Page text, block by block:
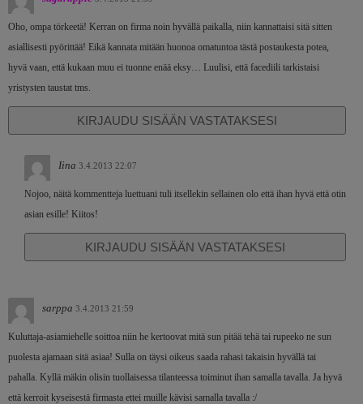
Oho, ompa törkeetä! Kerran on firma noin hyvällä paikalla, niin kannattaisi sitä sitten
asiallisesti pyörittää! Eikä kannata mitään huonoa omatuntoa tästä postaukesta potea,
hyvä vaan, että kukaan muu ei tuonne enää eksy… Luulisi, että facediili tarkistaisi
yristysten taustat tms.
KIRJAUDU SISÄÄN VASTATAKSESI
Iina 3.4.2013 22:07
Nojoo, näitä kommentteja luettuani tuli itsellekin sellainen olo että ihan hyvä että otin
asian esille! Kiitos!
KIRJAUDU SISÄÄN VASTATAKSESI
sarppa 3.4.2013 21:59
Kuluttaja-asiamiehelle soittoa niin he kertoovat mitä sun pitää tehä tai rupeeko ne sun
puolesta ajamaan sitä asiaa! Sulla on täysi oikeus saada rahasi takaisin hyvällä tai
pahalla. Kyllä mäkin olisin tuollaisessa tilanteessa toiminut ihan samalla tavalla. Ja hyvä
että kerroit kyseisestä firmasta ettei muille kävisi samalla tavalla :/